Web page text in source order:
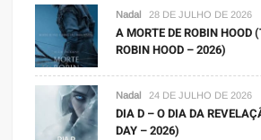
Nadal 28 DE JULHO DE 2026
A MORTE DE ROBIN HOOD
ROBIN HOOD – 2026)
Nadal 24 DE JULHO DE 2026
DIA D – O DIA DA
DAY – 2026)